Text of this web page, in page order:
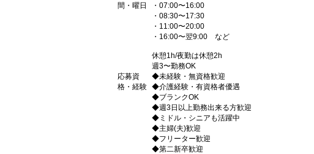
間・曜日
・07:00〜16:00
・08:30〜17:30
・11:00〜20:00
・16:00〜翌9:00 など
休憩1h/夜勤は休憩2h
週3〜勤務OK
応募資
格・経験
◆未経験・無資格歓迎
◆介護経験・有資格者優遇
◆ブランクOK
◆週3日以上勤務出来る方歓迎
◆ミドル・シニアも活躍中
◆主婦(夫)歓迎
◆フリーター歓迎
◆第二新卒歓迎